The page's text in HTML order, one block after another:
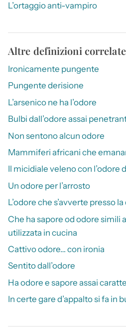
L’ortaggio anti-vampiro
Altre definizioni correlate
Ironicamente pungente
Pungente derisione
L’arsenico ne ha l’odore
Bulbi dall’odore assai
Non sentono alcun odore
Mammiferi africani che
Il micidiale veleno con l’odore
Un odore per l’arrosto
L’odore che s’avverte presso
Che ha sapore od odore simili
utilizzata in cucina
Cattivo odore… con ironia
Sentito dall’odore
Ha odore e sapore assai
In certe gare d’appalto si fa in